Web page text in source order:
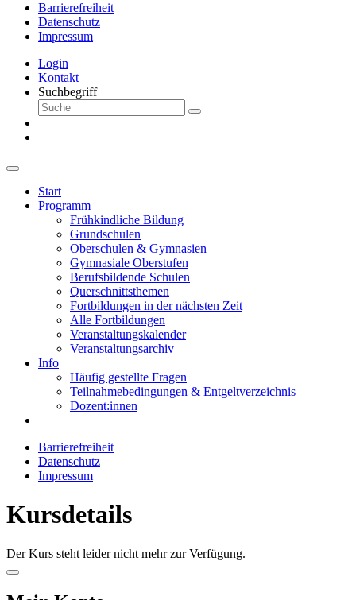
Barrierefreiheit
Datenschutz
Impressum
Login
Kontakt
Suchbegriff
Start
Programm
Frühkindliche Bildung
Grundschulen
Oberschulen & Gymnasien
Gymnasiale Oberstufen
Berufsbildende Schulen
Querschnittsthemen
Fortbildungen in der nächsten Zeit
Alle Fortbildungen
Veranstaltungskalender
Veranstaltungsarchiv
Info
Häufig gestellte Fragen
Teilnahmebedingungen & Entgeltverzeichnis
Dozent:innen
Barrierefreiheit
Datenschutz
Impressum
Kursdetails
Der Kurs steht leider nicht mehr zur Verfügung.